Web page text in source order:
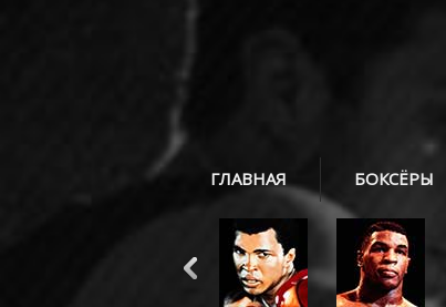
ГЛАВНАЯ БОКСЁРЫ